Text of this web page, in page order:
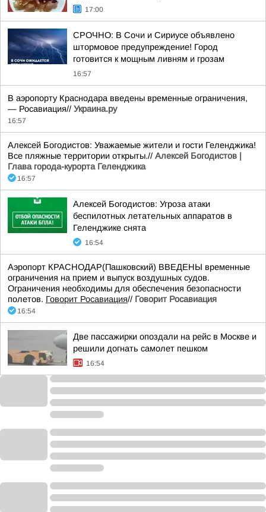
17:00
СРОЧНО: В Сочи и Сириусе объявлено
штормовое предупреждение! Город
готовится к мощным ливням и грозам
16:57
В аэропорту Краснодара введены временные ограничения,
— Росавиация// Украина.ру
16:57
Алексей Богодистов: Уважаемые жители и гости Геленджика!
Все пляжные территории открыты.// Алексей Богодистов |
Глава города-курорта Геленджика
16:57
Алексей Богодистов: Угроза атаки
беспилотных летательных аппаратов в
Геленджике снята
16:54
Аэропорт КРАСНОДАР(Пашковский) ВВЕДЕНЫ временные
ограничения на прием и выпуск воздушных судов.
Ограничения необходимы для обеспечения безопасности
полетов. Говорит Росавиация// Говорит Росавиация
16:54
Две пассажирки опоздали на рейс в Москве и
решили догнать самолет пешком
16:54